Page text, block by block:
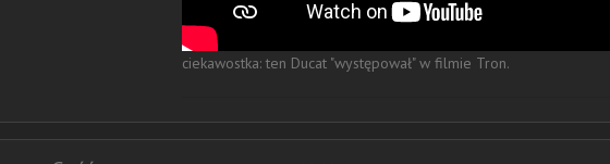
ciekawostka: ten Ducat "występował" w filmie Tron.